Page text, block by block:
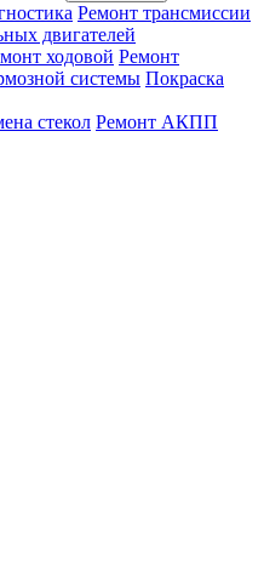
Ремонт трансмиссии
двигателей
ходовой Ремонт
системы Покраска
стекол Ремонт АКПП